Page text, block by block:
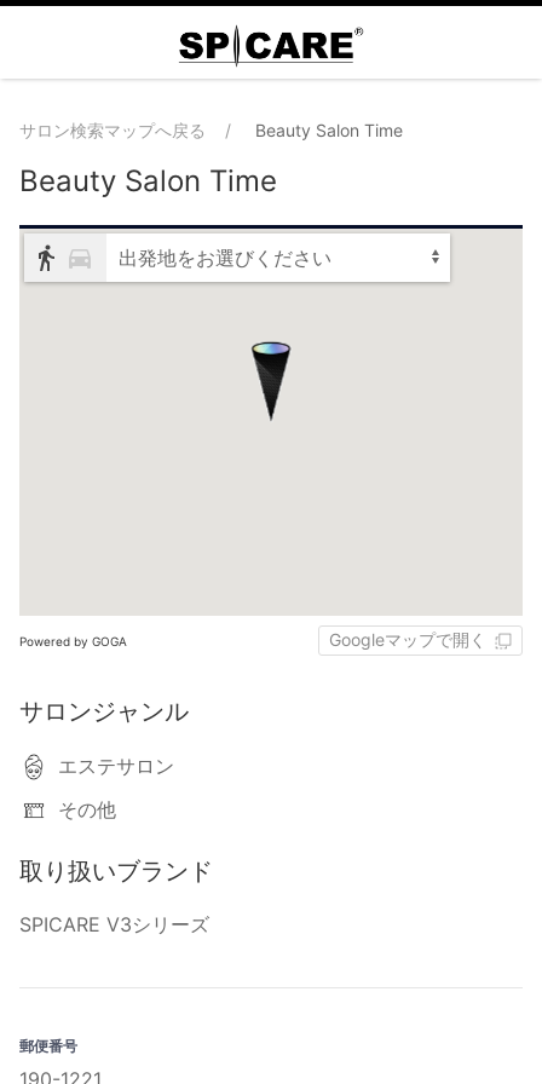
サロン検索マップへ戻る Beauty Salon Time
Beauty Salon Time
出発地をお選びください
Powered by GOGA Googleマップで開く
サロンジャンル
エステサロン
その他
取り扱いブランド
SPICARE V3シリーズ
郵便番号